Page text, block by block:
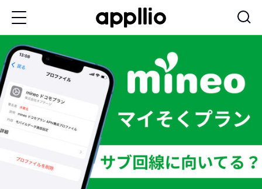
コ
ン
テ
ン